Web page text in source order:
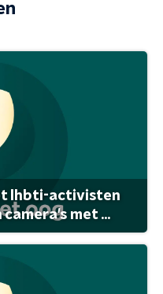
lhbti-activisten
met ...